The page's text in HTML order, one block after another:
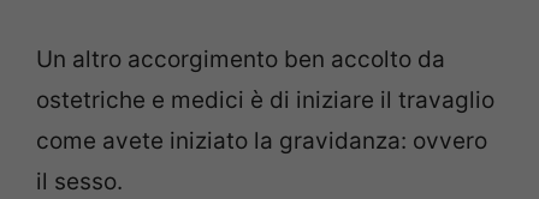
Un altro accorgimento ben accolto da
ostetriche e medici è di iniziare il travaglio
come avete iniziato la gravidanza: ovvero
il sesso.